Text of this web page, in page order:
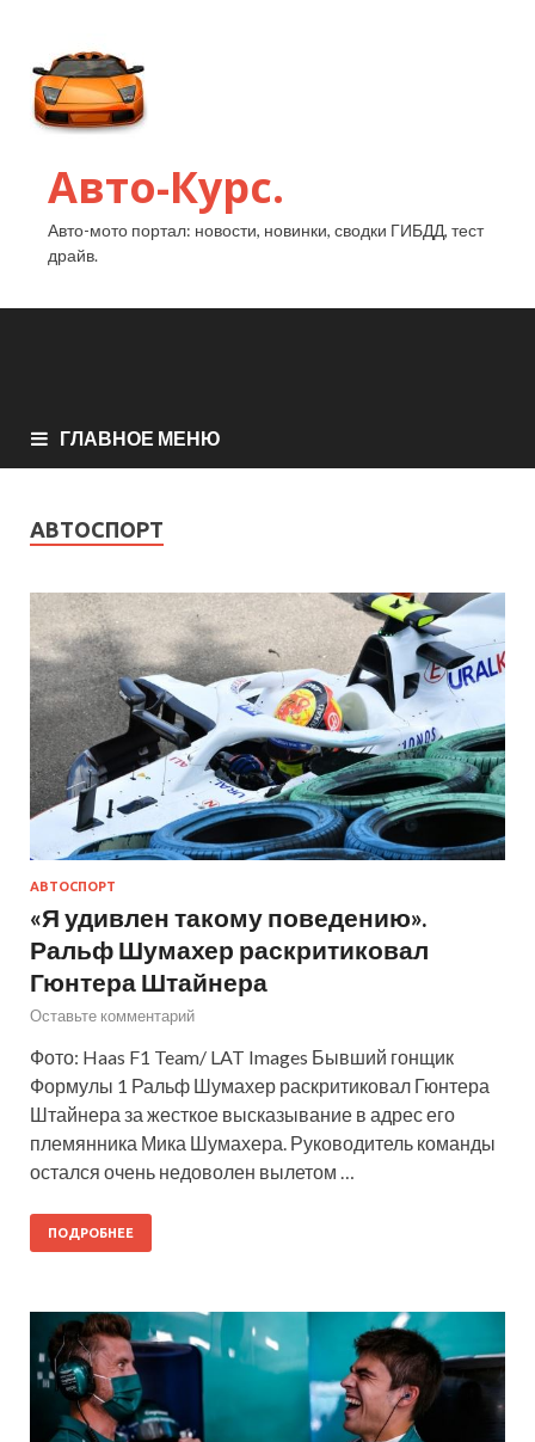
Авто-Курс.
Авто-мото портал: новости, новинки, сводки ГИБДД, тест
драйв.
ГЛАВНОЕ МЕНЮ
АВТОСПОРТ
АВТОСПОРТ
«Я удивлен такому поведению».
Ральф Шумахер раскритиковал
Гюнтера Штайнера
Оставьте комментарий
Фото: Haas F1 Team/ LAT Images Бывший гонщик
Формулы 1 Ральф Шумахер раскритиковал Гюнтера
Штайнера за жесткое высказывание в адрес его
племянника Мика Шумахера. Руководитель команды
остался очень недоволен вылетом …
ПОДРОБНЕЕ